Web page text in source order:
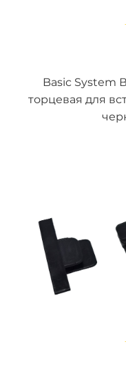
Basic System
торцевая для